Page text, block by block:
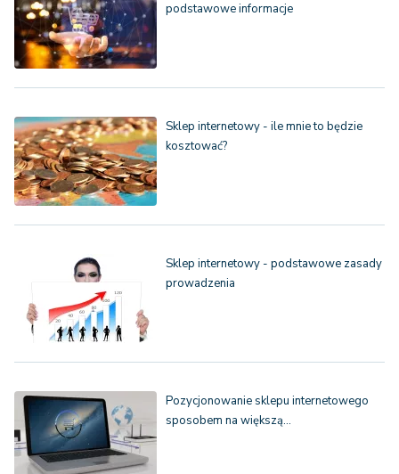
podstawowe informacje
Sklep internetowy - ile mnie to będzie
kosztować?
Sklep internetowy - podstawowe zasady
prowadzenia
Pozycjonowanie sklepu internetowego
sposobem na większą…